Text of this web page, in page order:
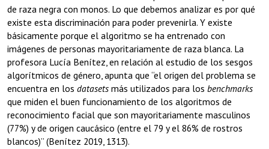
de raza negra con monos. Lo que debemos analizar es por qué
existe esta discriminación para poder prevenirla. Y existe
básicamente porque el algoritmo se ha entrenado con
imágenes de personas mayoritariamente de raza blanca. La
profesora Lucía Benítez, en relación al estudio de los sesgos
algorítmicos de género, apunta que “el origen del problema se
encuentra en los datasets más utilizados para los benchmarks
que miden el buen funcionamiento de los algoritmos de
reconocimiento facial que son mayoritariamente masculinos
(77%) y de origen caucásico (entre el 79 y el 86% de rostros
blancos)” (Benítez 2019, 1313).